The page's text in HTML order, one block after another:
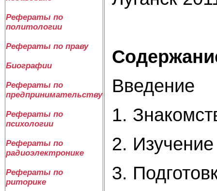
Рефераты по
политологии
Рефераты по праву
Биографии
Рефераты по
предпринимательству
Рефераты по
психологии
Рефераты по
радиоэлектронике
Рефераты по
риторике
Введение
1.
2.
3.